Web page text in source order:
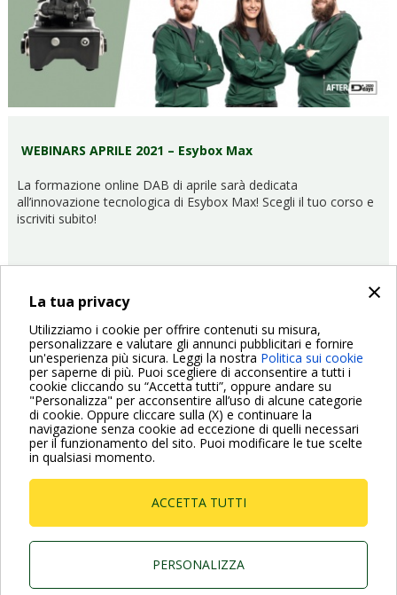
×
La tua privacy
Utilizziamo i cookie per offrire contenuti su misura,
personalizzare e valutare gli annunci pubblicitari e fornire
un'esperienza più sicura. Leggi la nostra Politica sui cookie
per saperne di più. Puoi scegliere di acconsentire a tutti i
cookie cliccando su “Accetta tutti”, oppure andare su
"Personalizza" per acconsentire all’uso di alcune categorie
di cookie. Oppure cliccare sulla (X) e continuare la
navigazione senza cookie ad eccezione di quelli necessari
per il funzionamento del sito. Puoi modificare le tue scelte
in qualsiasi momento.
ACCETTA TUTTI
PERSONALIZZA
WEBINARS APRILE 2021 – Esybox Max
La formazione online DAB di aprile sarà dedicata
all’innovazione tecnologica di Esybox Max! Scegli il tuo corso e
iscriviti subito!
09/04/2021 DTraining
Paginazione
Pagina
precedente
‹ Previous Pagina
1
Pagina
attuale
2 Pagina
3 Pagina
4 Pagina
5 Pagina
6 Pagina
7 Pagina
8 Pagina
9
Pagina
Next ›
P.I. 03675230282 - R.E.A. Padova N. 328200- Cap.